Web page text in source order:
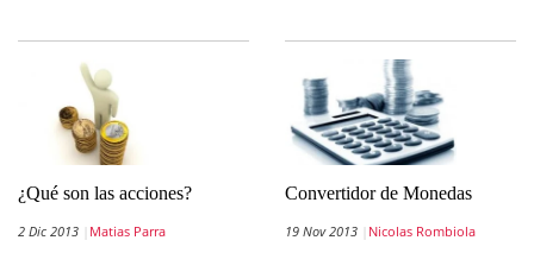
¿Qué son las acciones?
2 Dic 2013 Matias Parra
Convertidor de Monedas
19 Nov 2013 Nicolas Rombiola